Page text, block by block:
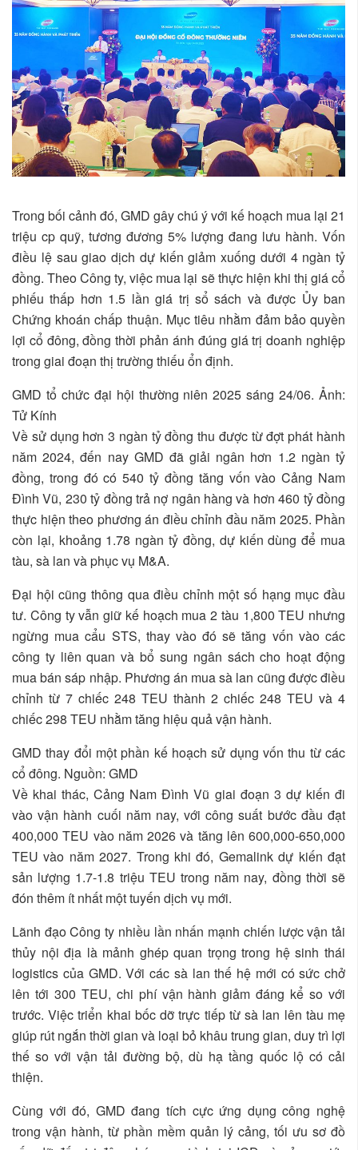
Trong bối cảnh đó, GMD gây chú ý với kế hoạch mua lại 21
triệu cp quỹ, tương đương 5% lượng đang lưu hành. Vốn
điều lệ sau giao dịch dự kiến giảm xuống dưới 4 ngàn tỷ
đồng. Theo Công ty, việc mua lại sẽ thực hiện khi thị giá cổ
phiếu thấp hơn 1.5 lần giá trị sổ sách và được Ủy ban
Chứng khoán chấp thuận. Mục tiêu nhằm đảm bảo quyền
lợi cổ đông, đồng thời phản ánh đúng giá trị doanh nghiệp
trong giai đoạn thị trường thiếu ổn định.
GMD tổ chức đại hội thường niên 2025 sáng 24/06. Ảnh:
Tử Kính
Về sử dụng hơn 3 ngàn tỷ đồng thu được từ đợt phát hành
năm 2024, đến nay GMD đã giải ngân hơn 1.2 ngàn tỷ
đồng, trong đó có 540 tỷ đồng tăng vốn vào Cảng Nam
Đình Vũ, 230 tỷ đồng trả nợ ngân hàng và hơn 460 tỷ đồng
thực hiện theo phương án điều chỉnh đầu năm 2025. Phần
còn lại, khoảng 1.78 ngàn tỷ đồng, dự kiến dùng để mua
tàu, sà lan và phục vụ M&A.
Đại hội cũng thông qua điều chỉnh một số hạng mục đầu
tư. Công ty vẫn giữ kế hoạch mua 2 tàu 1,800 TEU nhưng
ngừng mua cẩu STS, thay vào đó sẽ tăng vốn vào các
công ty liên quan và bổ sung ngân sách cho hoạt động
mua bán sáp nhập. Phương án mua sà lan cũng được điều
chỉnh từ 7 chiếc 248 TEU thành 2 chiếc 248 TEU và 4
chiếc 298 TEU nhằm tăng hiệu quả vận hành.
GMD thay đổi một phần kế hoạch sử dụng vốn thu từ các
cổ đông. Nguồn: GMD
Về khai thác, Cảng Nam Đình Vũ giai đoạn 3 dự kiến đi
vào vận hành cuối năm nay, với công suất bước đầu đạt
400,000 TEU vào năm 2026 và tăng lên 600,000-650,000
TEU vào năm 2027. Trong khi đó, Gemalink dự kiến đạt
sản lượng 1.7-1.8 triệu TEU trong năm nay, đồng thời sẽ
đón thêm ít nhất một tuyến dịch vụ mới.
Lãnh đạo Công ty nhiều lần nhấn mạnh chiến lược vận tải
thủy nội địa là mảnh ghép quan trọng trong hệ sinh thái
logistics của GMD. Với các sà lan thế hệ mới có sức chở
lên tới 300 TEU, chi phí vận hành giảm đáng kể so với
trước. Việc triển khai bốc dỡ trực tiếp từ sà lan lên tàu mẹ
giúp rút ngắn thời gian và loại bỏ khâu trung gian, duy trì lợi
thế so với vận tải đường bộ, dù hạ tầng quốc lộ có cải
thiện.
Cùng với đó, GMD đang tích cực ứng dụng công nghệ
trong vận hành, từ phần mềm quản lý cảng, tối ưu sơ đồ